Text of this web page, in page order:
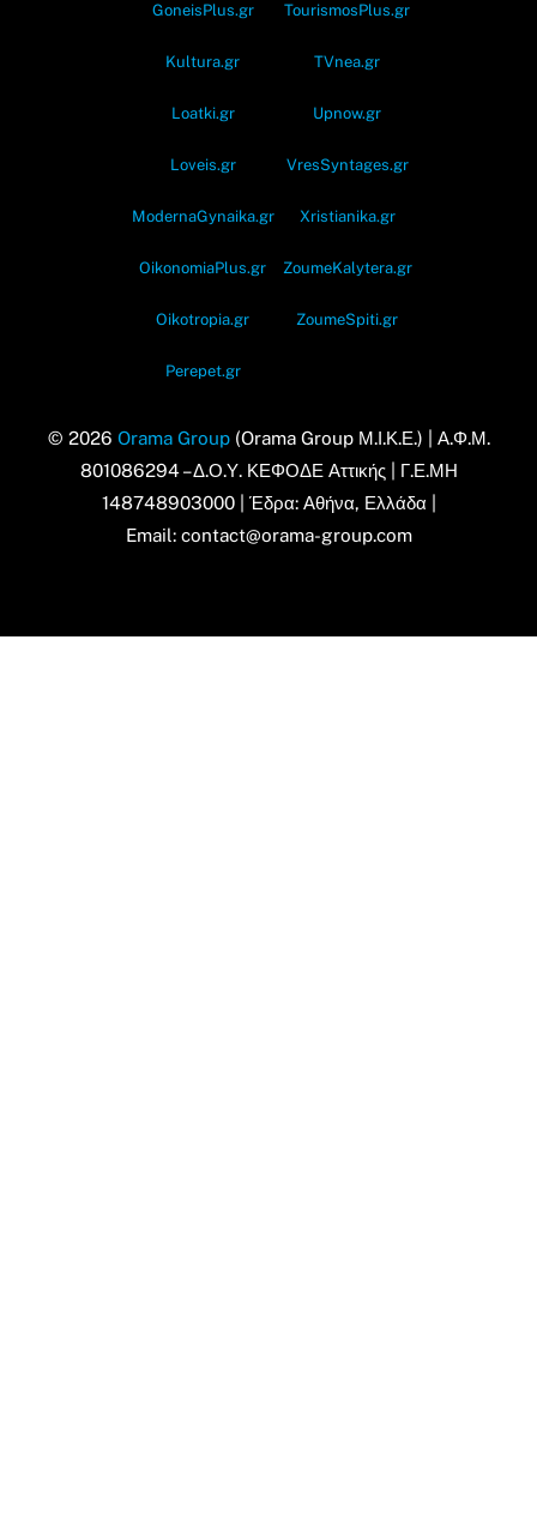
GoneisPlus.gr TourismosPlus.gr
Kultura.gr TVnea.gr
Loatki.gr Upnow.gr
Loveis.gr VresSyntages.gr
ModernaGynaika.gr Xristianika.gr
OikonomiaPlus.gr ZoumeKalytera.gr
Oikotropia.gr ZoumeSpiti.gr
Perepet.gr
© 2026 Orama Group(Orama Group Μ.Ι.Κ.Ε.) | Α.Φ.Μ.
801086294 – Δ.Ο.Υ. ΚΕΦΟΔΕ Αττικής | Γ.Ε.ΜΗ
148748903000 | Έδρα: Αθήνα, Ελλάδα |
Email: contact@orama-group.com